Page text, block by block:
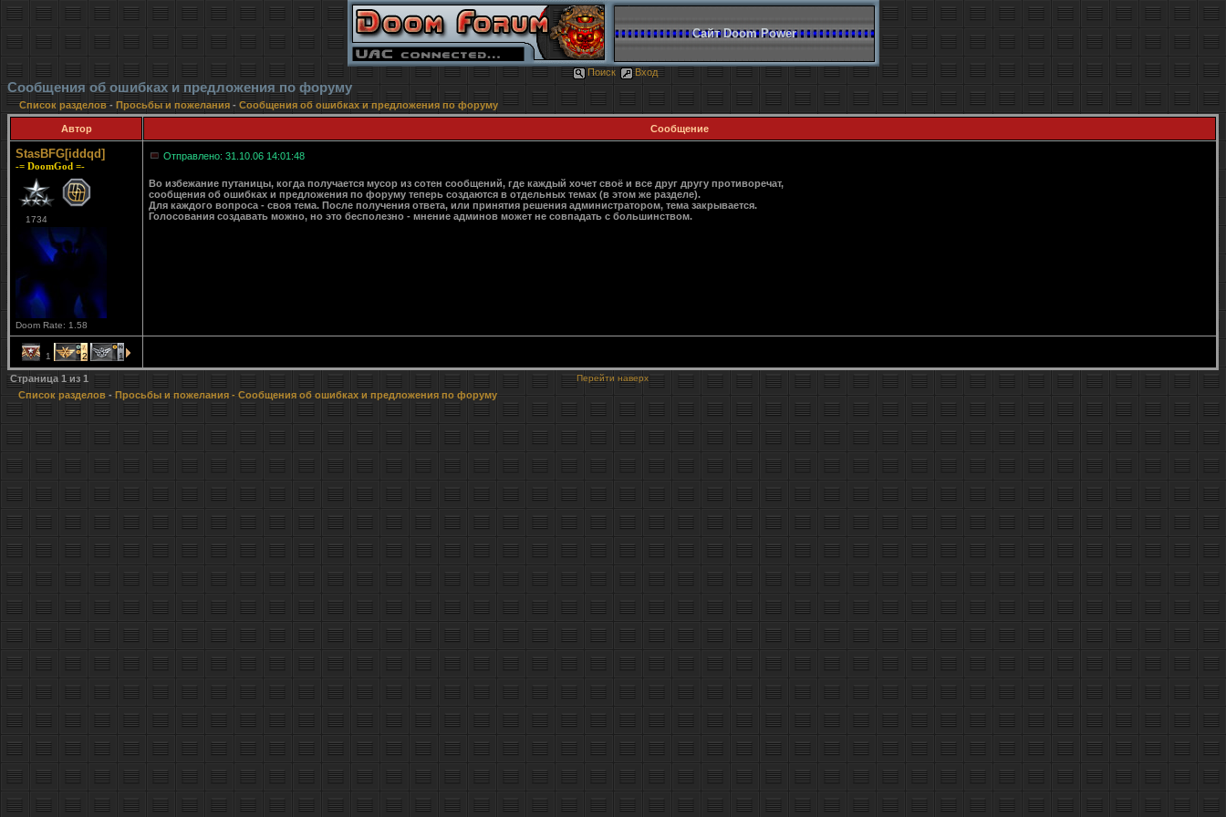
Сайт Doom Power
Поиск Вход
Сообщения об ошибках и предложения по форуму
Список разделов- Просьбы и пожелания - Сообщения об ошибках и предложения по форуму
Автор Сообщение
StasBFG[iddqd]
-= DoomGod =-
1734
Doom Rate: 1.58
Отправлено: 31.10.06 14:01:48
Во избежание путаницы, когда получается мусор из сотен сообщений, где каждый хочет своё и все друг другу противоречат,
сообщения об ошибках и предложения по форуму теперь создаются в отдельных темах (в этом же разделе).
Для каждого вопроса - своя тема. После получения ответа, или принятия решения администратором, тема закрывается.
Голосования создавать можно, но это бесполезно - мнение админов может не совпадать с большинством.
1 2 1
Страница 1из 1 Перейти наверх
Список разделов - Просьбы и пожелания - Сообщения об ошибках и предложения по форуму